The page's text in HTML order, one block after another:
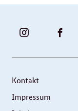
INSTAGRAM
VIDEOS
Kontakt
Impressum